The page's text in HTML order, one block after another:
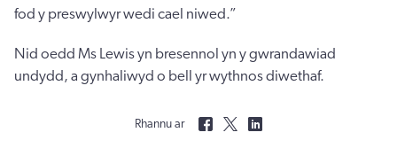
fod y preswylwyr wedi cael niwed.”
Nid oedd Ms Lewis yn bresennol yn y gwrandawiad
undydd, a gynhaliwyd o bell yr wythnos diwethaf.
Rhannu ar